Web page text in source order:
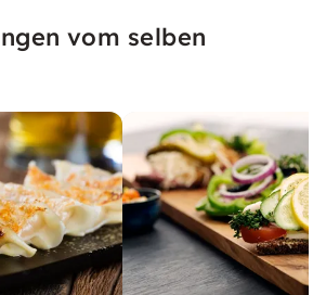
werden kannst.
vom selben